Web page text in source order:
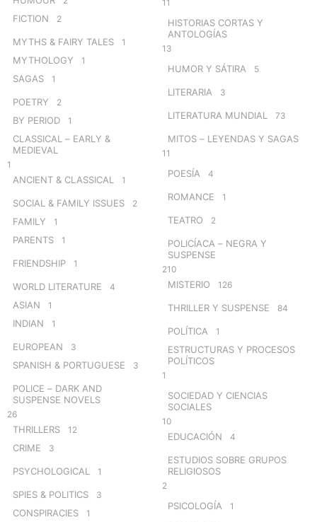
FICTION 2
MYTHS & FAIRY TALES 1
MYTHOLOGY 1
SAGAS 1
POETRY 2
BY PERIOD 1
CLASSICAL – EARLY &
MEDIEVAL
1
ANCIENT & CLASSICAL 1
SOCIAL & FAMILY ISSUES 2
FAMILY 1
PARENTS 1
FRIENDSHIP 1
WORLD LITERATURE 4
ASIAN 1
INDIAN 1
EUROPEAN 3
SPANISH & PORTUGUESE 3
POLICE – DARK AND
SUSPENSE NOVELS
26
THRILLERS 12
CRIME 3
PSYCHOLOGICAL 1
SPIES & POLITICS 3
CONSPIRACIES 1
11
HISTORIAS CORTAS Y
ANTOLOGÍAS
13
HUMOR Y SÁTIRA 5
LITERARIA 3
LITERATURA MUNDIAL 73
MITOS – LEYENDAS Y SAGAS
11
POESÍA 4
ROMANCE 1
TEATRO 2
POLICÍACA – NEGRA Y
SUSPENSE
210
MISTERIO 126
THRILLER Y SUSPENSE 84
POLÍTICA 1
ESTRUCTURAS Y PROCESOS
POLÍTICOS
1
SOCIEDAD Y CIENCIAS
SOCIALES
10
EDUCACIÓN 4
ESTUDIOS SOBRE GRUPOS
RELIGIOSOS
2
PSICOLOGÍA 1